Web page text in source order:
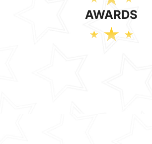
AWARDS